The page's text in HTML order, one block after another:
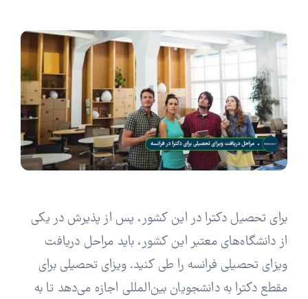
برای تحصیل دکترا در این کشور، پس از پذیرش در یکی
از دانشگاه‌های معتبر این کشور، باید مراحل دریافت
ویزای تحصیلی فرانسه را طی کنید. ویزای تحصیلی برای
مقطع دکترا به دانشجویان بین‌المللی اجازه می‌دهد تا به